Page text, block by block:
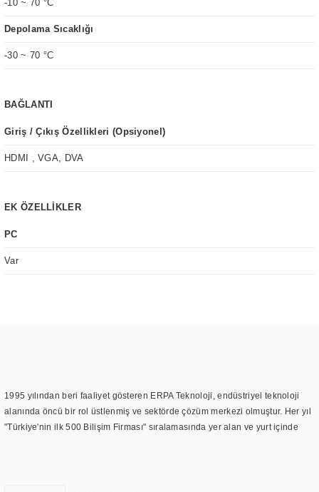
-10 ~ 70 °C
Depolama Sıcaklığı
-30 ~ 70 °C
BAĞLANTI
Giriş / Çıkış Özellikleri (Opsiyonel)
HDMI , VGA, DVA
EK ÖZELLİKLER
PC
Var
1995 yılından beri faaliyet gösteren ERPA Teknoloji, endüstriyel teknoloji
alanında öncü bir rol üstlenmiş ve sektörde çözüm merkezi olmuştur. Her yıl
"Türkiye'nin ilk 500 Bilişim Firması" sıralamasında yer alan ve yurt içinde